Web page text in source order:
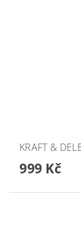
KRAFT &
999 Kč